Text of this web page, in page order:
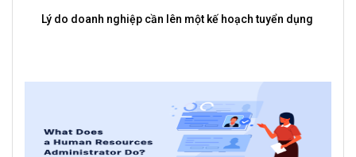
kế hoạch tuyển dụng 3 Cách Để Nhân Viên Chủ Động